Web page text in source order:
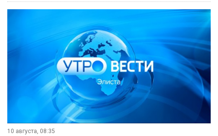
В стратегической сессии на площадке ВАРМСУ
«Муниципального диалога» приняли участие главы РМО
Калмыкии. Более 3500 представителей муниципального
сообщества из всех регионов России участвовали в этом
мероприятии.
Глава Октябрьского РМО Басанг Убушаев считает, что
реформы местных муниципалитетов чрезвычайно важные:
«Они упростят нашу работу и поспособствуют еще
большему пониманию жителей деятельности органов